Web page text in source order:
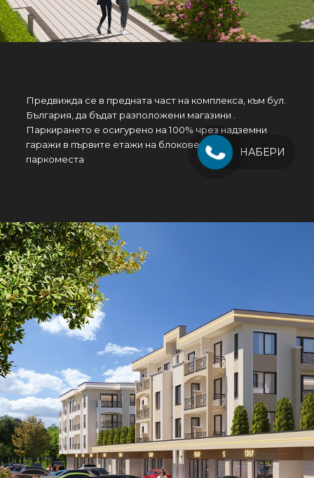
Предвижда се в предната част на комплекса, към бул.
България, да бъдат разположени магазини .
Паркирането е осигурено на 100% чрез надземни
гаражи в първите етажи на блоковете и надземни
паркоместа
НАБЕРИ